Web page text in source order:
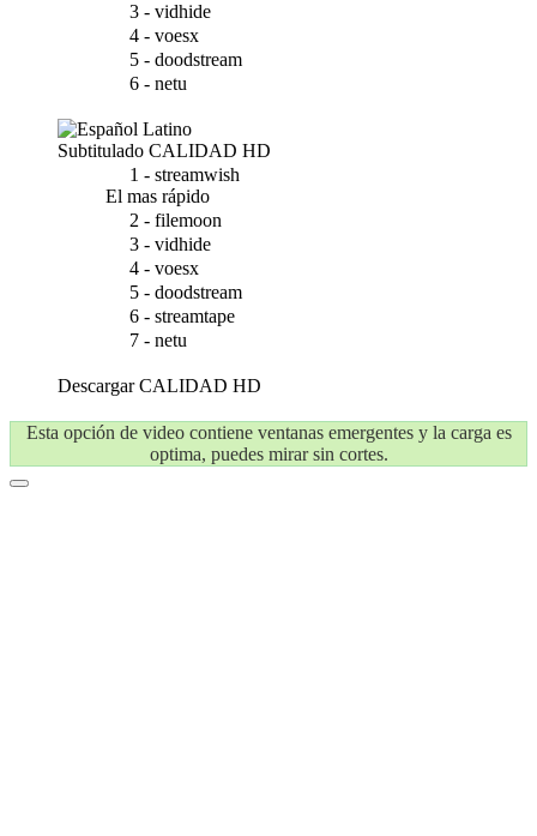
3 - vidhide
4 - voesx
5 - doodstream
6 - netu
Subtitulado CALIDAD HD
1 - streamwish
El mas rápido
2 - filemoon
3 - vidhide
4 - voesx
5 - doodstream
6 - streamtape
7 - netu
DescargarCALIDAD HD
Esta opción de video contiene ventanas emergentes y la carga es
optima, puedes mirar sin cortes.